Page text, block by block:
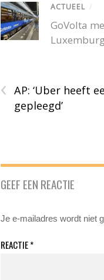
ACTUEEL /
GoVolta
‹ AP: ‘Uber heeft
gepleegd’
GEEF EEN REACTIE
Je e-mailadres wordt niet
REACTIE*